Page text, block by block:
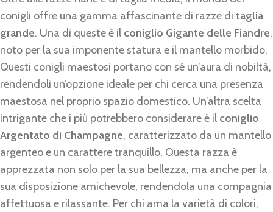
conigli offre una gamma affascinante di razze di taglia
grande. Una di queste è il coniglio Gigante delle Fiandre,
noto per la sua imponente statura e il mantello morbido.
Questi conigli maestosi portano con sé un’aura di nobiltà,
rendendoli un’opzione ideale per chi cerca una presenza
maestosa nel proprio spazio domestico. Un’altra scelta
intrigante che i più potrebbero considerare è il coniglio
Argentato di Champagne, caratterizzato da un mantello
argenteo e un carattere tranquillo. Questa razza è
apprezzata non solo per la sua bellezza, ma anche per la
sua disposizione amichevole, rendendola una compagnia
affettuosa e rilassante. Per chi ama la varietà di colori,